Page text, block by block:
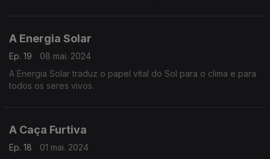
A Energia Solar
Ep. 19
08 mai. 2024
A Energia Solar traduz o papel vital do Sol para o clima e para
todos os seres vivos.
A Caça Furtiva
Ep. 18
01 mai. 2024